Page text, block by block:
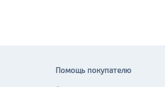
Помощь покупателю